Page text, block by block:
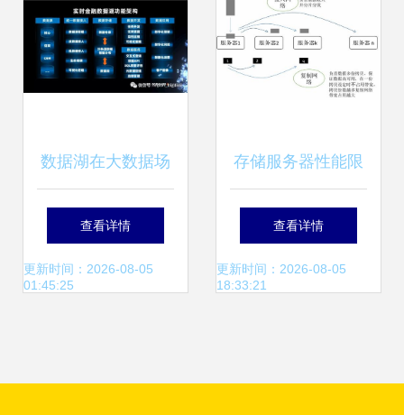
支持服务解析
数据湖在大数据场
景下应用和实施方
案调研笔记（增强
查看详情
更新时间：2026-08-05
01:45:25
存储服务器性能限
制 浅谈分布式存储
的性能限制模型
查看详情
更新时间：2026-08-05
18:33:21